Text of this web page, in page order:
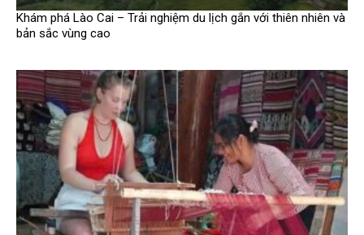
Khám phá Lào Cai – Trải nghiệm du lịch gắn với thiên nhiên và
bản sắc vùng cao